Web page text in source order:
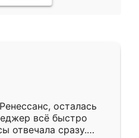
осталась
всё быстро
отвечала сразу.